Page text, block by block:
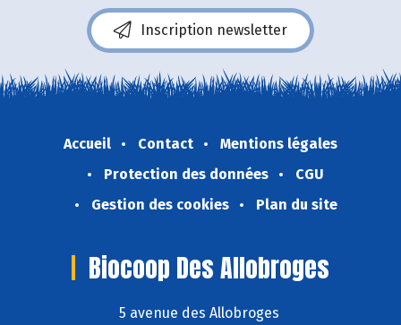
Inscription newsletter
Accueil Contact
Mentions légales
Protection des données
CGU
Gestion des cookies
Plan du site
Biocoop Des Allobroges
5 avenue des Allobroges